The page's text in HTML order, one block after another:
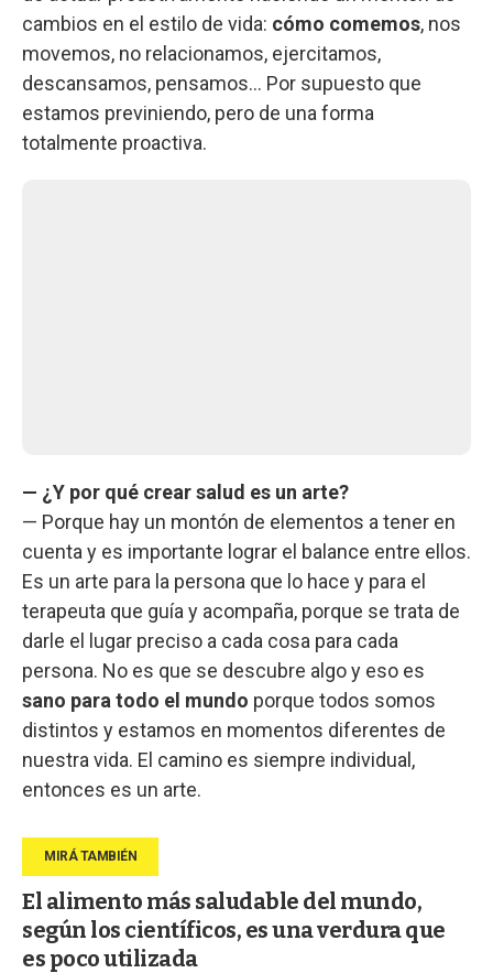
cambios en el estilo de vida: cómo comemos, nos
movemos, no relacionamos, ejercitamos,
descansamos, pensamos… Por supuesto que
estamos previniendo, pero de una forma
totalmente proactiva.
— ¿Y por qué crear salud es un arte?
— Porque hay un montón de elementos a tener en
cuenta y es importante lograr el balance entre ellos.
Es un arte para la persona que lo hace y para el
terapeuta que guía y acompaña, porque se trata de
darle el lugar preciso a cada cosa para cada
persona. No es que se descubre algo y eso es
sano para todo el mundo porque todos somos
distintos y estamos en momentos diferentes de
nuestra vida. El camino es siempre individual,
entonces es un arte.
El alimento más saludable del mundo,
según los científicos, es una verdura que
es poco utilizada